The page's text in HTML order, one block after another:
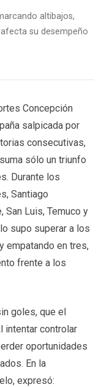
altibajos,
su desempeño
Concepción
salpicada por
consecutivas,
sólo un triunfo
Durante los
Santiago
San Luis, Temuco y
supo superar a los
empatando en tres,
frente a los
goles, que el
intentar controlar
oportunidades
En la
expresó: